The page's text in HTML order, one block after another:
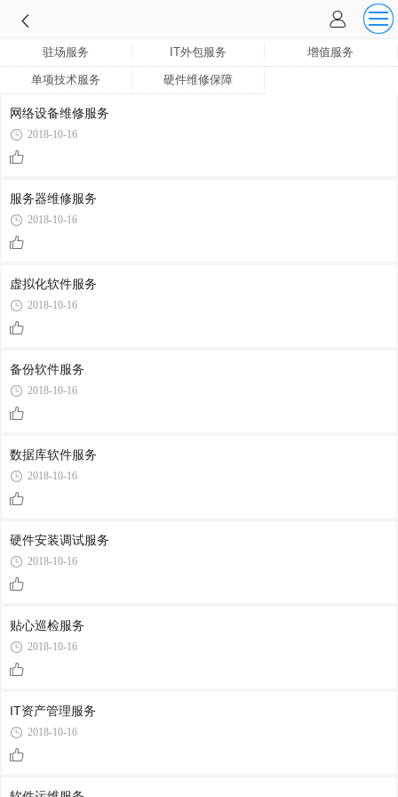
驻场服务 IT外包服务 增值服务
单项技术服务 硬件维修保障
网络设备维修服务
2018-10-16
服务器维修服务
2018-10-16
虚拟化软件服务
2018-10-16
备份软件服务
2018-10-16
数据库软件服务
2018-10-16
硬件安装调试服务
2018-10-16
贴心巡检服务
2018-10-16
IT资产管理服务
2018-10-16